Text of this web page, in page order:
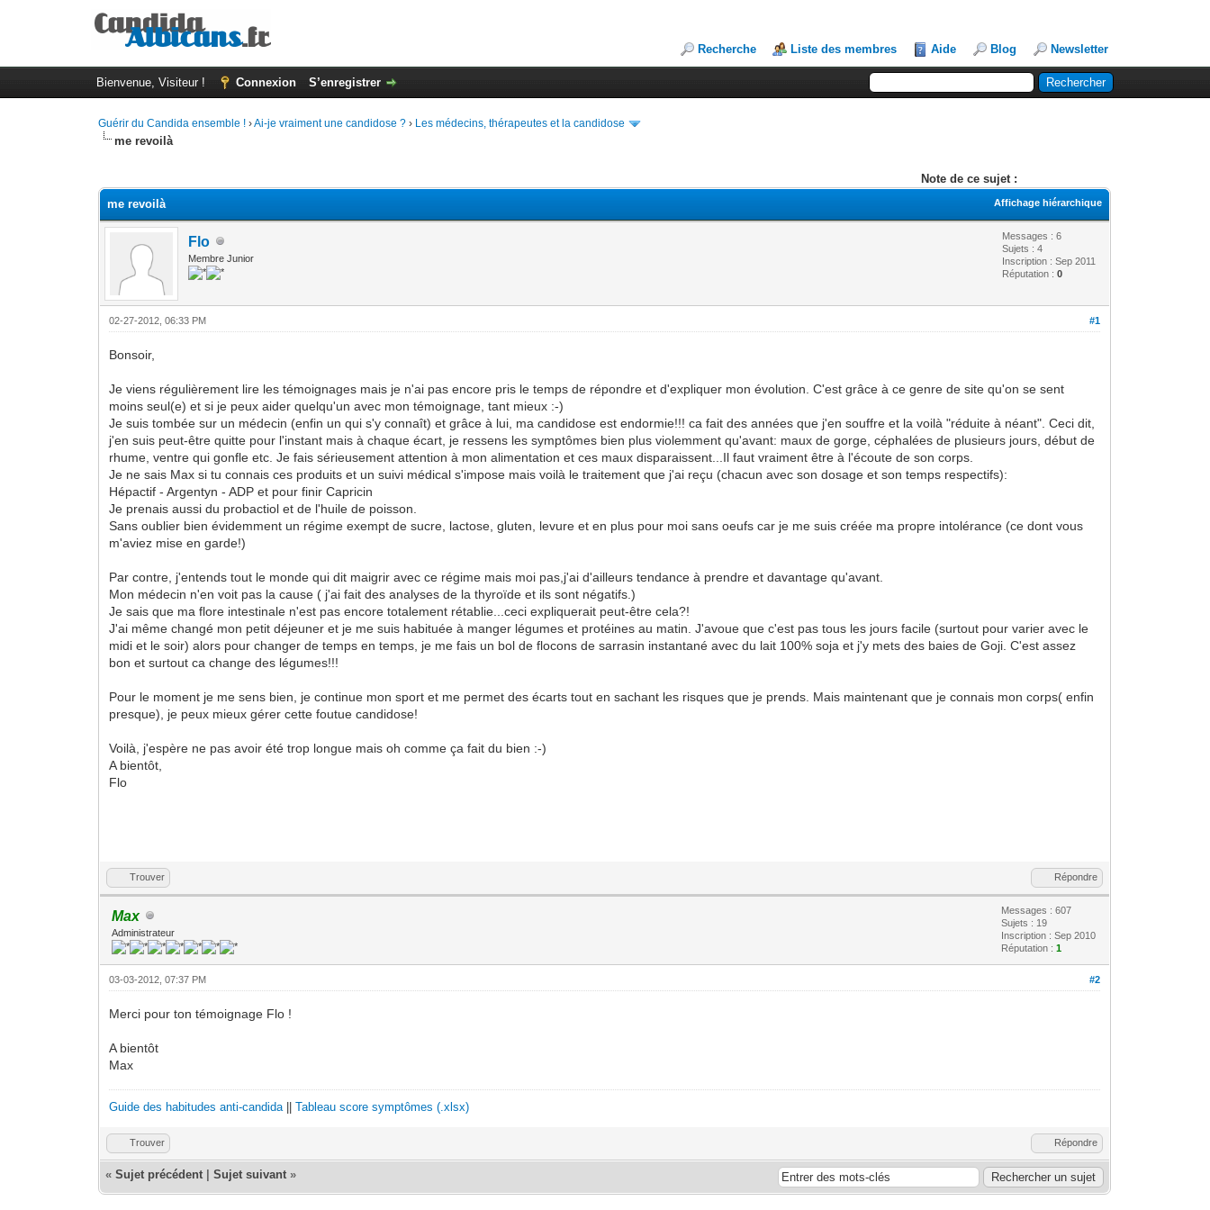
Recherche Liste des membres Aide Blog Newsletter
Bienvenue, Visiteur ! Connexion S’enregistrer
Guérir du Candida ensemble ! ›Ai-je vraiment une candidose ? › Les médecins, thérapeutes et la candidose
me revoilà
Note de ce sujet :
Affichage hiérarchique
me revoilà
Flo
Membre Junior
Messages : 6
Sujets : 4
Inscription : Sep 2011
Réputation :0
#1
02-27-2012, 06:33 PM
Bonsoir,
Je viens régulièrement lire les témoignages mais je n'ai pas encore pris le temps de répondre et d'expliquer mon évolution. C'est grâce à ce genre de site qu'on se sent
moins seul(e) et si je peux aider quelqu'un avec mon témoignage, tant mieux :-)
Je suis tombée sur un médecin (enfin un qui s'y connaît) et grâce à lui, ma candidose est endormie!!! ca fait des années que j'en souffre et la voilà "réduite à néant". Ceci dit,
j'en suis peut-être quitte pour l'instant mais à chaque écart, je ressens les symptômes bien plus violemment qu'avant: maux de gorge, céphalées de plusieurs jours, début de
rhume, ventre qui gonfle etc. Je fais sérieusement attention à mon alimentation et ces maux disparaissent...Il faut vraiment être à l'écoute de son corps.
Je ne sais Max si tu connais ces produits et un suivi médical s'impose mais voilà le traitement que j'ai reçu (chacun avec son dosage et son temps respectifs):
Hépactif - Argentyn - ADP et pour finir Capricin
Je prenais aussi du probactiol et de l'huile de poisson.
Sans oublier bien évidemment un régime exempt de sucre, lactose, gluten, levure et en plus pour moi sans oeufs car je me suis créée ma propre intolérance (ce dont vous
m'aviez mise en garde!)
Par contre, j'entends tout le monde qui dit maigrir avec ce régime mais moi pas,j'ai d'ailleurs tendance à prendre et davantage qu'avant.
Mon médecin n'en voit pas la cause ( j'ai fait des analyses de la thyroïde et ils sont négatifs.)
Je sais que ma flore intestinale n'est pas encore totalement rétablie...ceci expliquerait peut-être cela?!
J'ai même changé mon petit déjeuner et je me suis habituée à manger légumes et protéines au matin. J'avoue que c'est pas tous les jours facile (surtout pour varier avec le
midi et le soir) alors pour changer de temps en temps, je me fais un bol de flocons de sarrasin instantané avec du lait 100% soja et j'y mets des baies de Goji. C'est assez
bon et surtout ca change des légumes!!!
Pour le moment je me sens bien, je continue mon sport et me permet des écarts tout en sachant les risques que je prends. Mais maintenant que je connais mon corps( enfin
presque), je peux mieux gérer cette foutue candidose!
Voilà, j'espère ne pas avoir été trop longue mais oh comme ça fait du bien :-)
A bientôt,
Flo
Trouver Répondre
Max
Administrateur
Messages : 607
Sujets : 19
Inscription : Sep 2010
Réputation :1
#2
03-03-2012, 07:37 PM
Merci pour ton témoignage Flo !
A bientôt
Max
Guide des habitudes anti-candida ||Tableau score symptômes (.xlsx)
Trouver Répondre
«Sujet précédent |Sujet suivant »